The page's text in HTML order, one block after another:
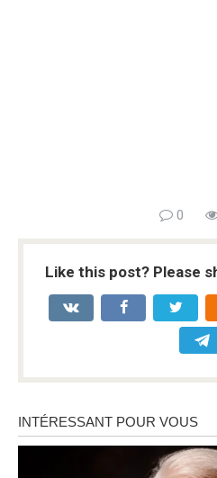
0
Like this post? Please